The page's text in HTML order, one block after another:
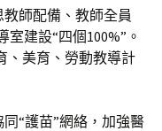
師配備、教師全員
建設“四個100%”。
、美育、勞動教導計
“護苗”網絡，加強醫